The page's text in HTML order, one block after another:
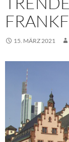
15. MÄRZ 2021